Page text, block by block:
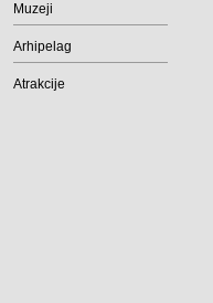
Muzeji
Arhipelag
Atrakcije